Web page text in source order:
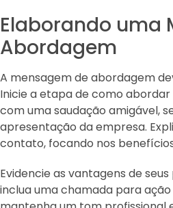
Elaborando uma
Abordagem
A mensagem de abordagem
Inicie a etapa de como
com uma saudação amigável,
apresentação da empresa.
contato, focando nos
Evidencie as vantagens de
inclua uma chamada para